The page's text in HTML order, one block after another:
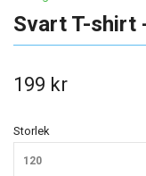
Svart T-shirt
199 kr
Storlek
120